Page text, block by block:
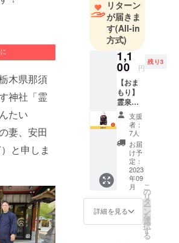
木県那須
神社「霊
たい
妻、安田
と申しま
ピーターが
多い。
リターン
が届きま
す(All-in
方式)
1,1
00 円
残り3
【おま
もり】
霊泉大
社のお
まもり
です。
あなた
のこと
をそっ
と見
守って
くれま
す。 か
ばんな
ど、身
につけ
支援
者：
7人
お届
け予
定：
2023
年09
月
詳細を見る
こ
の
リ
タ
ー
ン
を
選
択
す
る